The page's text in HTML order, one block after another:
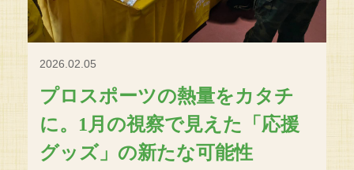
プロスポーツの熱量をカタチ
に。1月の視察で見えた「応援
グッズ」の新たな可能性
2026.02.05